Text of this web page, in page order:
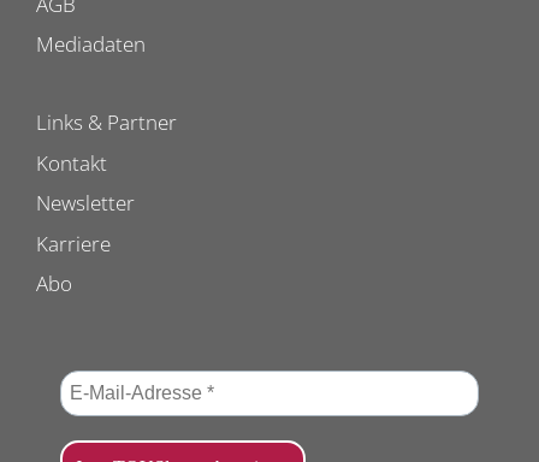
Mediadaten
Links & Partner
Kontakt
Newsletter
Karriere
Abo